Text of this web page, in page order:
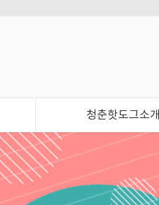
청춘핫도그소개